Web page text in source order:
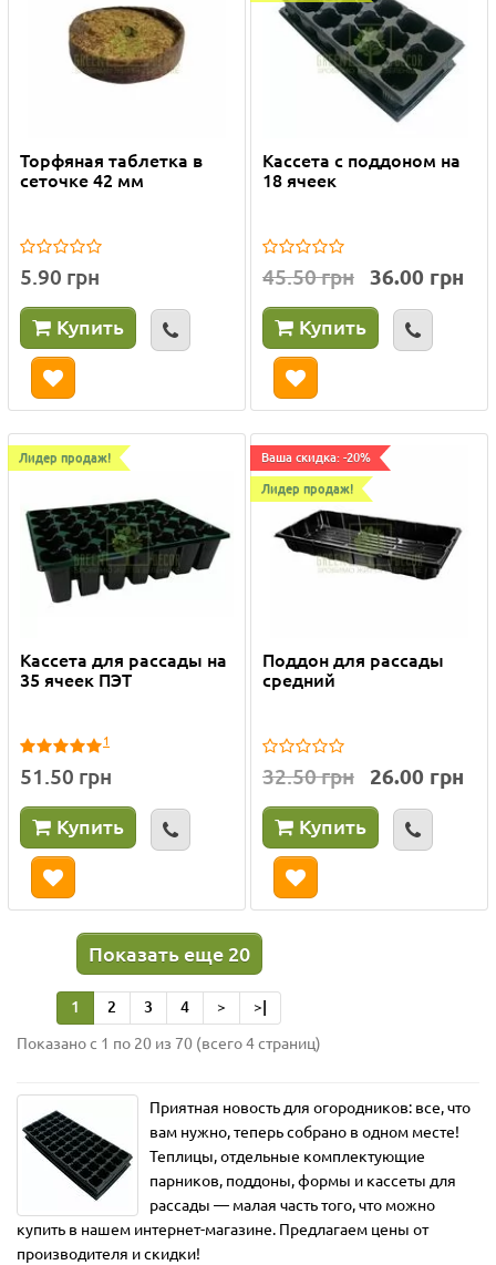
Торфяная таблетка в
сеточке 42 мм
5.90 грн
Купить
Кассета с поддоном на
18 ячеек
45.50 грн 36.00 грн
Купить
Лидер продаж!
Кассета для рассады на
35 ячеек ПЭТ
1
51.50 грн
Купить
Ваша скидка: -20%
Лидер продаж!
Поддон для рассады
средний
32.50 грн 26.00 грн
Купить
Показать еще 20
1 2 3 4 > >|
Показано с 1 по 20 из 70 (всего 4 страниц)
Приятная новость для огородников: все, что
вам нужно, теперь собрано в одном месте!
Теплицы, отдельные комплектующие
парников, поддоны, формы и кассеты для
рассады — малая часть того, что можно
купить в нашем интернет-магазине. Предлагаем цены от
производителя и скидки!